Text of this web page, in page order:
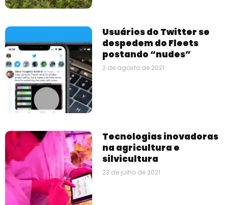
Usuários do Twitter se
despedem do Fleets
postando “nudes”
2 de agosto de 2021
Tecnologias inovadoras
na agricultura e
silvicultura
23 de julho de 2021